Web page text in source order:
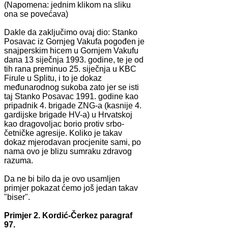
(Napomena: jednim klikom na sliku
ona se povećava)
Dakle da zaključimo ovaj dio: Stanko
Posavac iz Gornjeg Vakufa pogođen je
snajperskim hicem u Gornjem Vakufu
dana 13 siječnja 1993. godine, te je od
tih rana preminuo 25. siječnja u KBC
Firule u Splitu, i to je dokaz
međunarodnog sukoba zato jer se isti
taj Stanko Posavac 1991. godine kao
pripadnik 4. brigade ZNG-a (kasnije 4.
gardijske brigade HV-a) u Hrvatskoj
kao dragovoljac borio protiv srbo-
četničke agresije. Koliko je takav
dokaz mjerodavan procjenite sami, po
nama ovo je blizu sumraku zdravog
razuma.
Da ne bi bilo da je ovo usamljen
primjer pokazat ćemo još jedan takav
"biser".
Primjer 2. Kordić-Čerkez paragraf
97.